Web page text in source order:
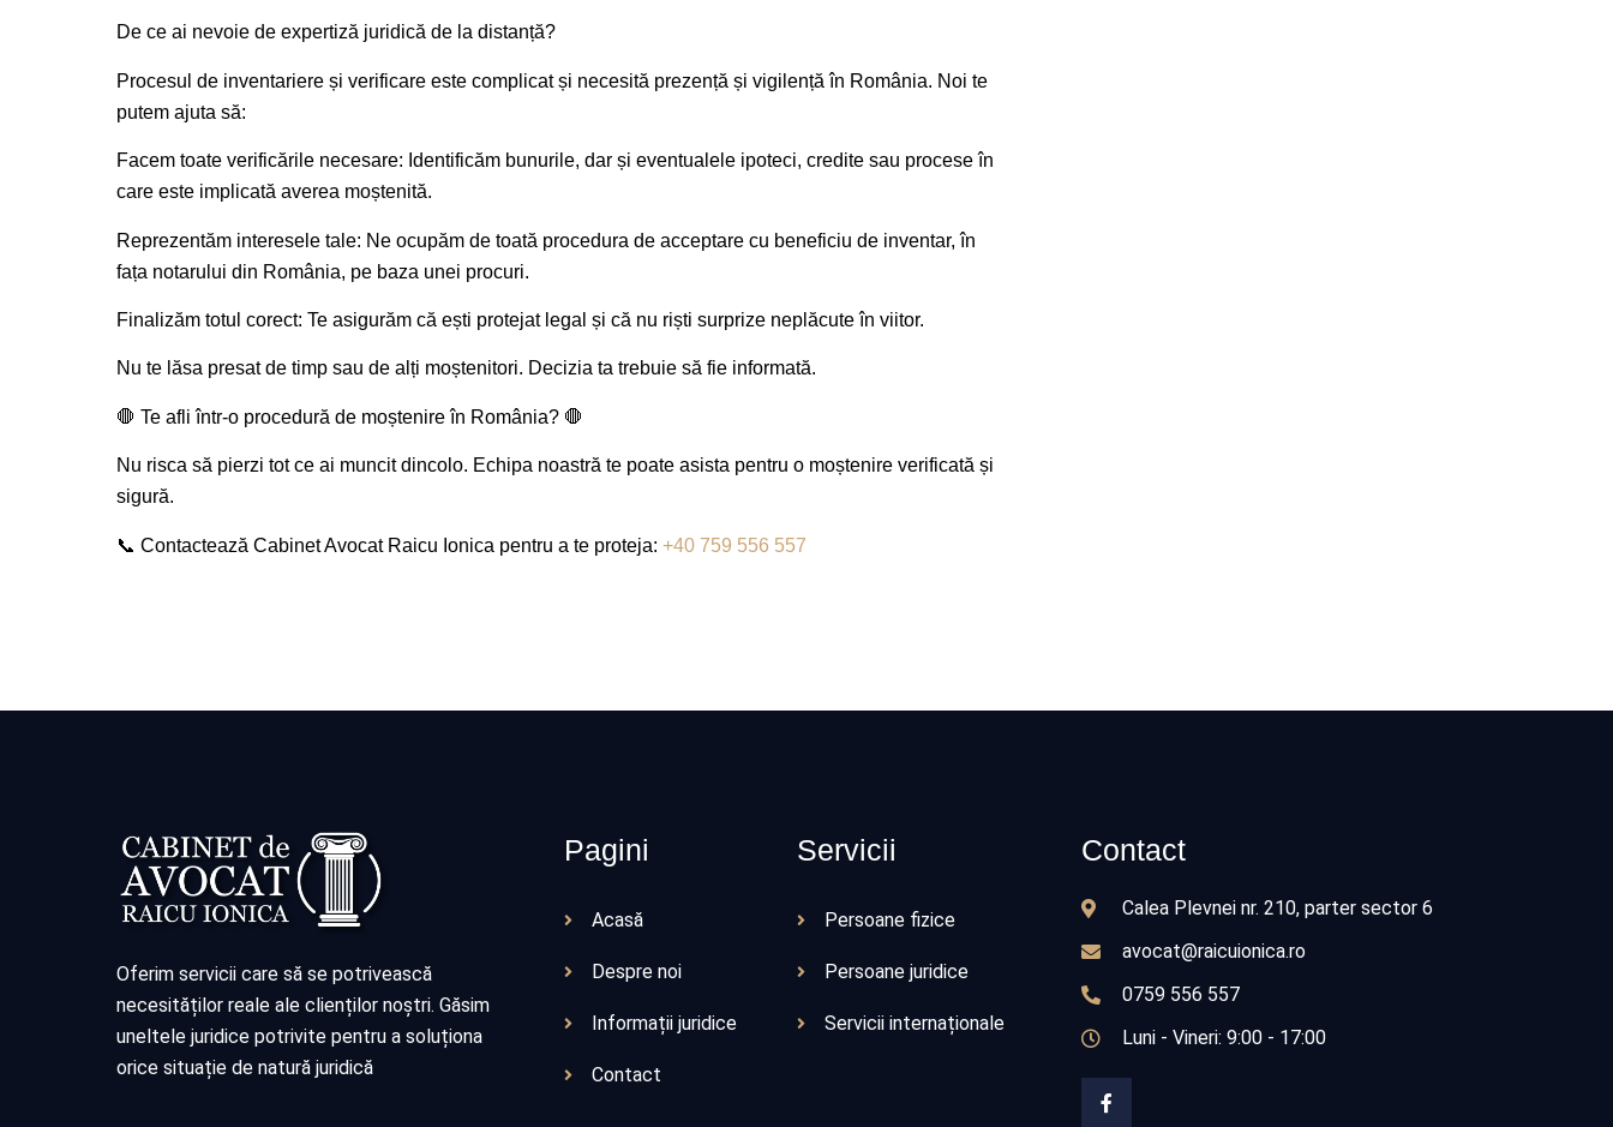
De ce ai nevoie de expertiză juridică de la distanță?
Procesul de inventariere și verificare este complicat și necesită prezență și vigilență în România. Noi te
putem ajuta să:
Facem toate verificările necesare: Identificăm bunurile, dar și eventualele ipoteci, credite sau procese în
care este implicată averea moștenită.
Reprezentăm interesele tale: Ne ocupăm de toată procedura de acceptare cu beneficiu de inventar, în
fața notarului din România, pe baza unei procuri.
Finalizăm totul corect: Te asigurăm că ești protejat legal și că nu riști surprize neplăcute în viitor.
Nu te lăsa presat de timp sau de alți moștenitori. Decizia ta trebuie să fie informată.
🛑 Te afli într-o procedură de moștenire în România? 🛑
Nu risca să pierzi tot ce ai muncit dincolo. Echipa noastră te poate asista pentru o moștenire verificată și
sigură.
📞 Contactează Cabinet Avocat Raicu Ionica pentru a te proteja: +40 759 556 557
Oferim servicii care să se potrivească
necesităților reale ale clienților noștri. Găsim
uneltele juridice potrivite pentru a soluționa
orice situație de natură juridică
Pagini
Acasă
Despre noi
Informații juridice
Contact
Servicii
Persoane fizice
Persoane juridice
Servicii internaționale
Contact
Calea Plevnei nr. 210, parter sector 6
avocat@raicuionica.ro
0759 556 557
Luni - Vineri: 9:00 - 17:00